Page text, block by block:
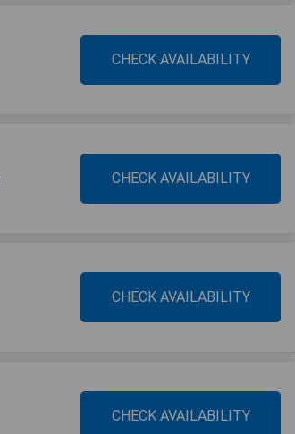
CHECK AVAILABILITY
CHECK AVAILABILITY
CHECK AVAILABILITY
CHECK AVAILABILITY